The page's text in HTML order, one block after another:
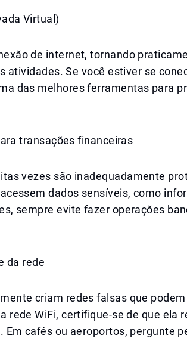
Virtual)
de internet, tornando
atividades. Se você estiver se
das melhores ferramentas para
transações financeiras
vezes são inadequadamente
dados sensíveis, como
sempre evite fazer operações
da rede
criam redes falsas que
rede WiFi, certifique-se de que ela
Em cafés ou aeroportos, pergunte